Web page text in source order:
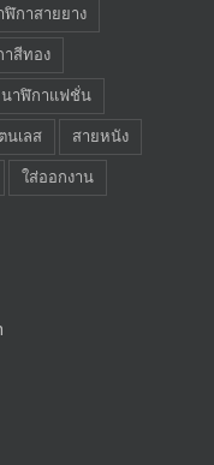
ฬิกาสายยาง
สีทอง
นาฬิกาแฟชั่น
นเลส
สายหนัง
ใส่ออกงาน